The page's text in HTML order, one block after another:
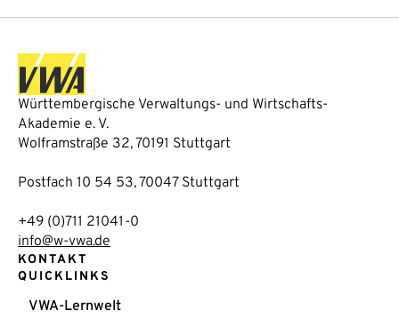
Württembergische Verwaltungs- und Wirtschafts-
Akademie e. V.
Wolframstraße 32, 70191 Stuttgart
Postfach 10 54 53, 70047 Stuttgart
+49 (0)711 21041-0
info@w-vwa.de
KONTAKT
QUICKLINKS
VWA-Lernwelt